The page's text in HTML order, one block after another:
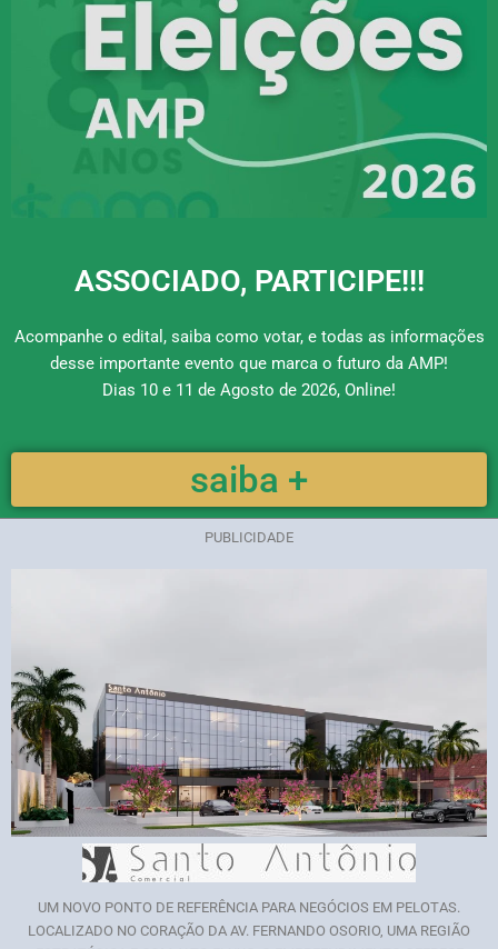
ASSOCIADO, PARTICIPE!!!
Acompanhe o edital, saiba como votar, e todas as informações
desse importante evento que marca o futuro da AMP!
Dias 10 e 11 de Agosto de 2026, Online!
saiba +
PUBLICIDADE
UM NOVO PONTO DE REFERÊNCIA PARA NEGÓCIOS EM PELOTAS.
LOCALIZADO NO CORAÇÃO DA AV. FERNANDO OSORIO, UMA REGIÃO